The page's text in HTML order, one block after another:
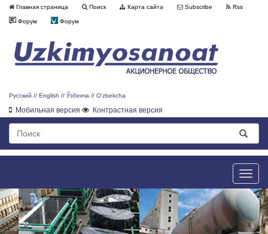
Главная страница Поиск Карта сайта Subscribe Rss
Форум Форум
Русский // English // Ўзбекча // O'zbekcha
Мобильная версия Контрастная версия
Toggle